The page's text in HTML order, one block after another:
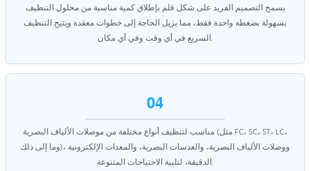
يسمح التصميم الفريد على شكل قلم بإطلاق كمية مناسبة من محلول التنظيف
بسهولة بضغطة واحدة فقط، مما يزيل الحاجة إلى خطوات معقدة ويتيح التنظيف
السريع في أي وقت وفي أي مكان.
04
مناسب لتنظيف أنواع مختلفة من موصلات الألياف البصرية (مثل FC، SC، ST، LC،
وما إلى ذلك)، ووصلات الألياف البصرية، والعدسات البصرية، والمعدات الإلكترونية
الدقيقة، لتلبية الاحتياجات المتنوعة.